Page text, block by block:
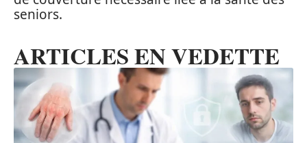
seniors.
ARTICLES EN VEDETTE